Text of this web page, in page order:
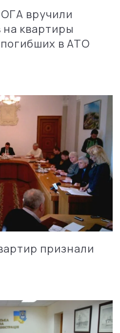
вручили
квартиры
в АТО
признали